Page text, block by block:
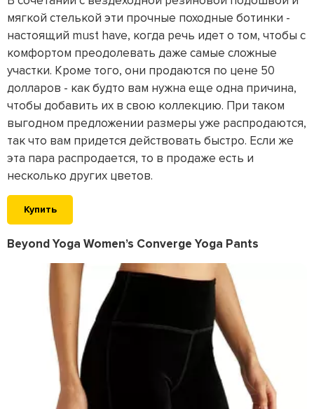
мягкой стелькой эти прочные походные ботинки -
настоящий must have, когда речь идет о том, чтобы с
комфортом преодолевать даже самые сложные
участки. Кроме того, они продаются по цене 50
долларов - как будто вам нужна еще одна причина,
чтобы добавить их в свою коллекцию. При таком
выгодном предложении размеры уже распродаются,
так что вам придется действовать быстро. Если же
эта пара распродается, то в продаже есть и
несколько других цветов.
Купить
Beyond Yoga Women’s Converge Yoga Pants